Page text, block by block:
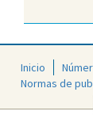
Inicio
Normas de